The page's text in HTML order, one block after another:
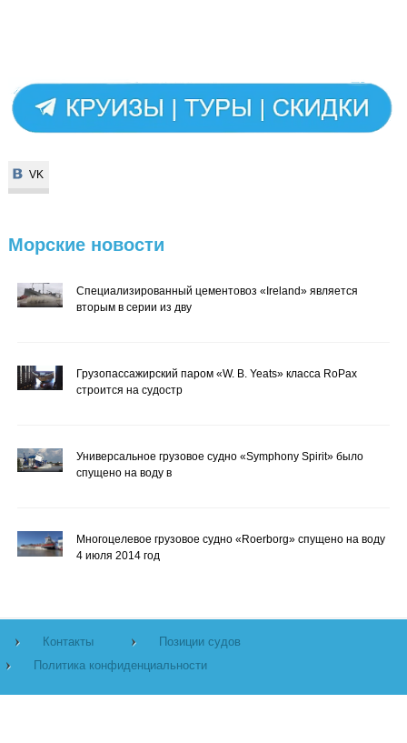
VK
VK
Морские новости
Специализированный цементовоз «Ireland» является
вторым в серии из дву
Грузопассажирский паром «W. B. Yeats» класса RoPax
строится на судостр
Универсальное грузовое судно «Symphony Spirit» было
спущено на воду в
Многоцелевое грузовое судно «Roerborg» спущено на воду
4 июля 2014 год
Контакты
Позиции судов
Политика конфиденциальности